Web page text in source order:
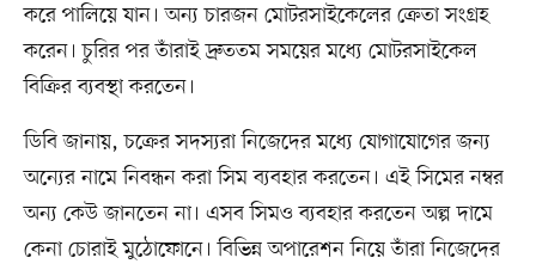
করে পালিয়ে যান। অন্য চারজন মোটরসাইকেলের ক্রেতা সংগ্রহ
করেন। চুরির পর তাঁরাই দ্রুততম সময়ের মধ্যে মোটরসাইকেল
বিক্রির ব্যবস্থা করতেন।
ডিবি জানায়, চক্রের সদস্যরা নিজেদের মধ্যে যোগাযোগের জন্য
অন্যের নামে নিবন্ধন করা সিম ব্যবহার করতেন। এই সিমের নম্বর
অন্য কেউ জানতেন না। এসব সিমও ব্যবহার করতেন অল্প দামে
কেনা চোরাই মুঠোফোনে। বিভিন্ন অপারেশন নিয়ে তাঁরা নিজেদের